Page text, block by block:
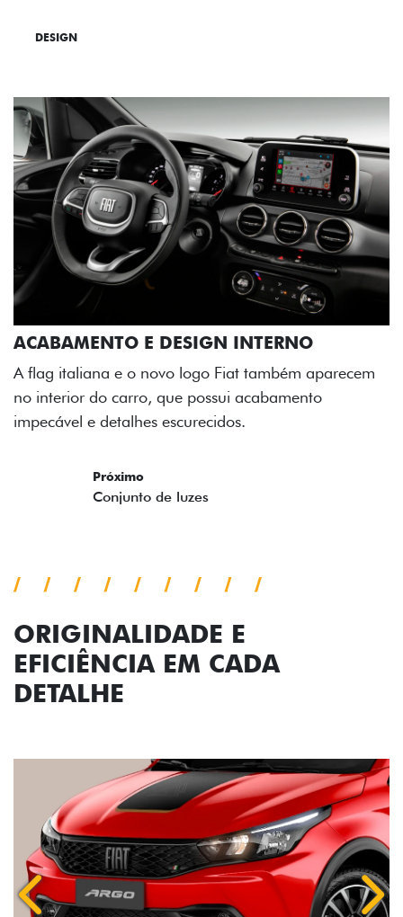
DESIGN
ACABAMENTO E DESIGN INTERNO
A flag italiana e o novo logo Fiat também aparecem
no interior do carro, que possui acabamento
impecável e detalhes escurecidos.
Próximo
Conjunto de luzes
ORIGINALIDADE E
EFICIÊNCIA EM CADA
DETALHE
Anterior